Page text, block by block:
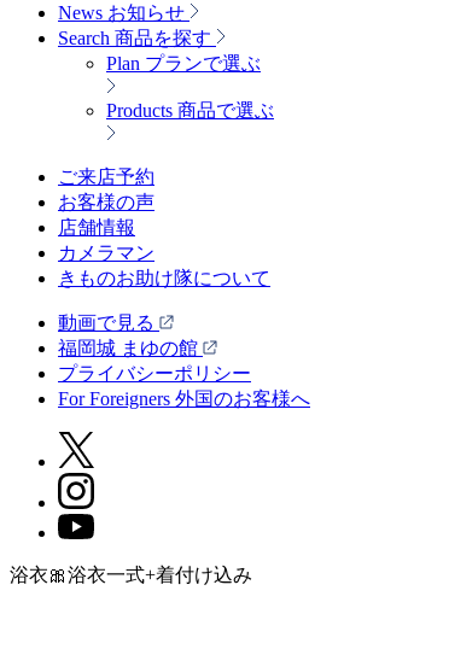
News お知らせ
Search 商品を探す
Plan プランで選ぶ
Products 商品で選ぶ
ご来店予約
お客様の声
店舗情報
カメラマン
きものお助け隊について
動画で見る
福岡城 まゆの館
プライバシーポリシー
For Foreigners 外国のお客様へ
浴衣🎀浴衣一式+着付け込み